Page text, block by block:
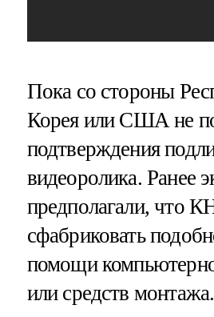
Пока со стороны
Корея или США не
подтверждения
видеоролика. Ранее
предполагали, что
сфабриковать
помощи
или средств монтажа.